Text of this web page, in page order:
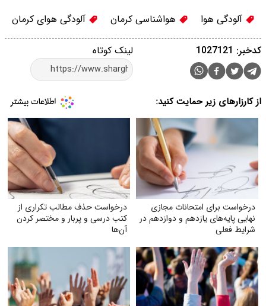
آلودگی هوا هواشناسی کرمان آلودگی هوای کرمان
لینک کوتاه کدخبر: 1027121
از کارزارهای زیر حمایت کنید:
درخواست برای امتحانات مجازی
نهایی پایه‌های یازدهم و دوازدهم در
شرایط فعلی
درخواست حذف مطالب تکراری از
کتب درسی و پربار و مختصر کردن
آن‌ها